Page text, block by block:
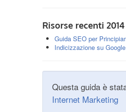
Risorse recenti 2014
Guida SEO per
Indicizzazione su Google
Questa guida è
Internet Marketing